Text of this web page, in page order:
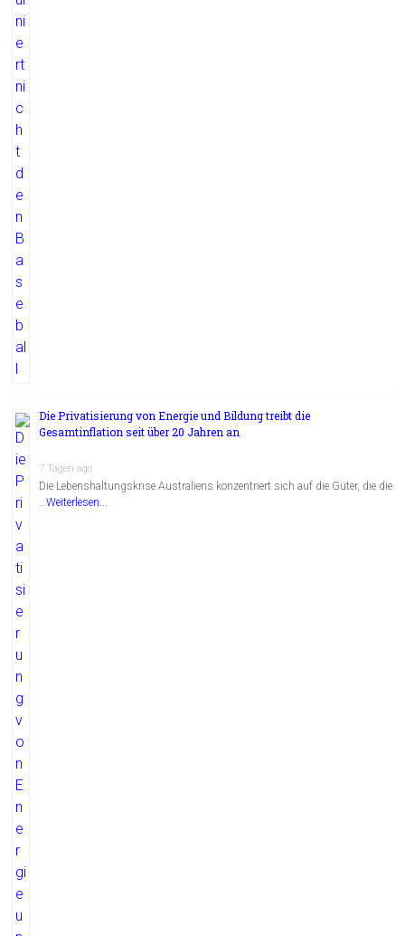
Die Privatisierung von Energie und Bildung treibt die
Gesamtinflation seit über 20 Jahren an
7 Tagen ago
Die Lebenshaltungskrise Australiens konzentriert sich auf die Güter, die die
…Weiterlesen...